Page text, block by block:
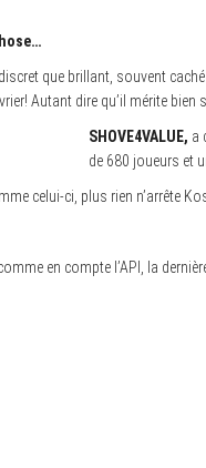
que brillant, souvent
Autant dire qu’il mérite
SHOVE4VALUE, a
de 680 joueurs et
celui-ci, plus rien n’arrête
en compte l’API, la